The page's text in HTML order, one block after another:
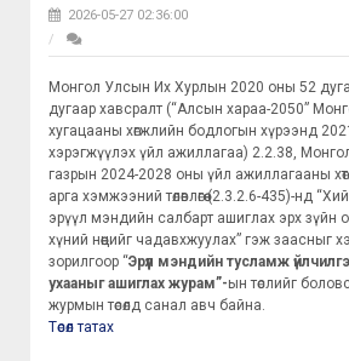
2026-05-27 02:36:00
Монгол Улсын Их Хурлын 2020 оны 52
дугаар хавсралт (“Алсын хараа-2050”
хугацааны хөгжлийн бодлогын хүрээнд
хэрэгжүүлэх үйл ажиллагаа) 2.2.38,
газрын 2024-2028 оны үйл ажиллагааны
арга хэмжээний төлөвлөгөө (2.3.2.6-435)-нд
эрүүл мэндийн салбарт ашиглах эрх зүйн
хүний нөөцийг чадавхжуулах” гэж заасныг
зорилгоор “Эрүүл мэндийн тусламж
ухааныг ашиглах журам”-ын төслийг
журмын төсөлд санал авч байна.
Төсөл татах